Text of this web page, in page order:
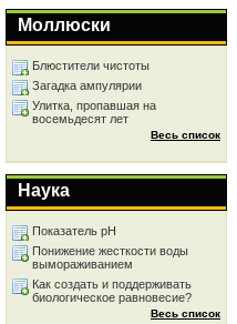
Моллюски
Блюстители чистоты
Загадка ампулярии
Улитка, пропавшая на
восемьдесят лет
Весь список
Наука
Показатель рН
Понижение жесткоcти воды
вымораживанием
Как создать и поддерживать
биологическое равновесие?
Весь список